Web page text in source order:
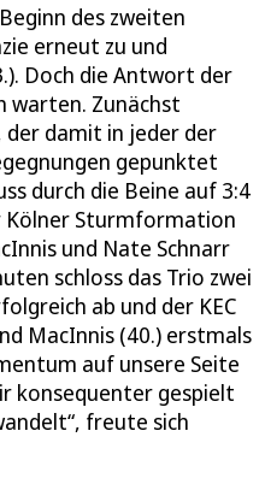
des zweiten
erneut zu und
Doch die Antwort der
warten. Zunächst
damit in jeder der
gepunktet
durch die Beine auf 3:4
Kölner Sturmformation
und Nate Schnarr
schloss das Trio zwei
ab und der KEC
MacInnis (40.) erstmals
auf unsere Seite
konsequenter gespielt
freute sich